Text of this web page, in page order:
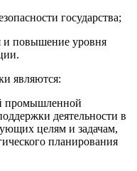
государства;
и повышение уровня
являются:
промышленной
деятельности в
целям и задачам,
планирования